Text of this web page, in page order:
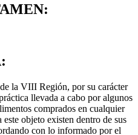
la VIII Región, por su carácter
llevada a cabo por algunos
comprados en cualquier
objeto existen dentro de sus
con lo informado por el